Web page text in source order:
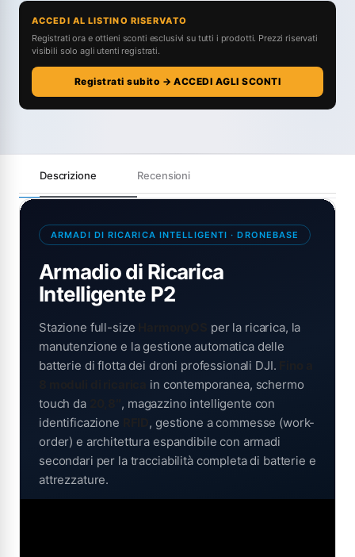
ACCEDI AL LISTINO RISERVATO
Registrati ora e ottieni sconti esclusivi su tutti i prodotti. Prezzi riservati
visibili solo agli utenti registrati.
Registrati subito → ACCEDI AGLI SCONTI
Descrizione Recensioni
ARMADI DI RICARICA INTELLIGENTI · DRONEBASE
Armadio di Ricarica
Intelligente P2
Stazione full-size
per la ricarica, la
manutenzione e la gestione automatica delle
batterie di flotta dei droni professionali DJI.
in contemporanea, schermo
touch da
, magazzino intelligente con
identificazione
, gestione a commesse (work-
order) e architettura espandibile con armadi
secondari per la tracciabilità completa di batterie e
attrezzature.